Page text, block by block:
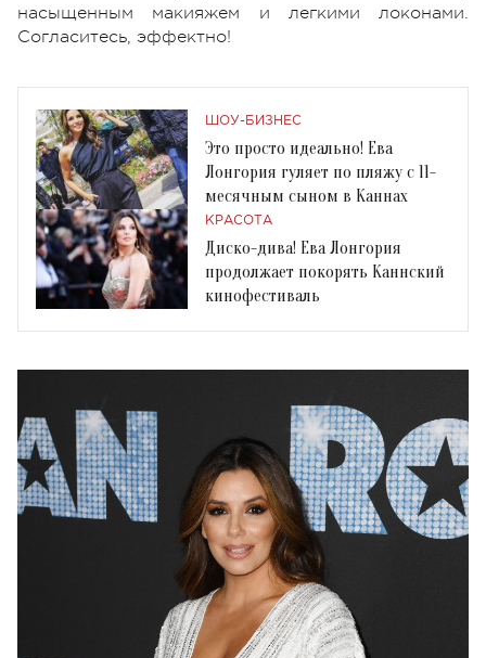
насыщенным макияжем и легкими локонами.
Согласитесь, эффектно!
ШОУ-БИЗНЕС
Это просто идеально! Ева
Лонгория гуляет по пляжу с 11-
месячным сыном в Каннах
КРАСОТА
Диско-дива! Ева Лонгория
продолжает покорять Каннский
кинофестиваль